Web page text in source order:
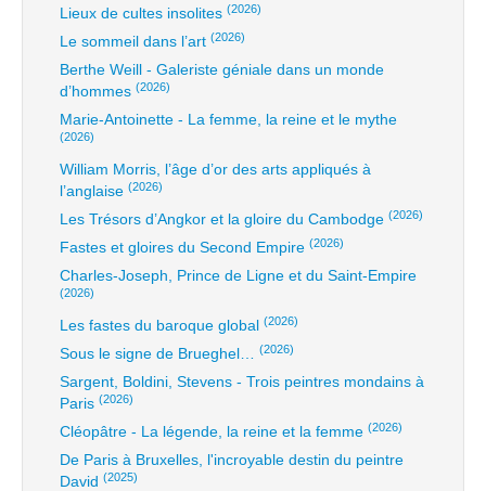
Lieux de cultes insolites (2026)
Le sommeil dans l’art (2026)
Berthe Weill - Galeriste géniale dans un monde
d’hommes (2026)
Marie-Antoinette - La femme, la reine et le mythe
(2026)
William Morris, l’âge d’or des arts appliqués à
l’anglaise (2026)
Les Trésors d’Angkor et la gloire du Cambodge (2026)
Fastes et gloires du Second Empire (2026)
Charles-Joseph, Prince de Ligne et du Saint-Empire
(2026)
Les fastes du baroque global (2026)
Sous le signe de Brueghel… (2026)
Sargent, Boldini, Stevens - Trois peintres mondains à
Paris (2026)
Cléopâtre - La légende, la reine et la femme (2026)
De Paris à Bruxelles, l'incroyable destin du peintre
David (2025)